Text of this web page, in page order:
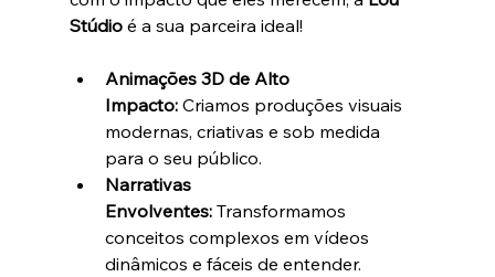
Stúdio é a sua parceira ideal!
Animações 3D de Alto
Impacto: Criamos produções visuais
modernas, criativas e sob medida
para o seu público.
Narrativas
Envolventes: Transformamos
conceitos complexos em vídeos
dinâmicos e fáceis de entender.